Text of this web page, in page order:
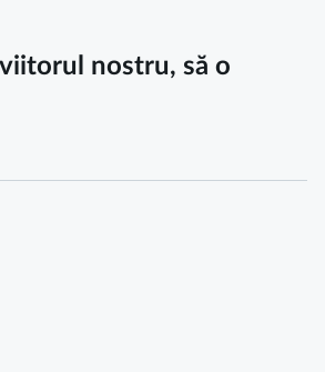
nostru, să o